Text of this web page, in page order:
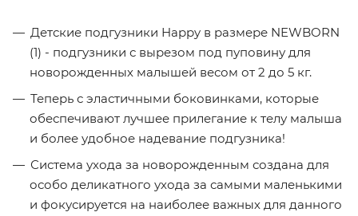
Детские подгузники Happy в размере NEWBORN
(1) - подгузники с вырезом под пуповину для
новорожденных малышей весом от 2 до 5 кг.
Теперь с эластичными боковинками, которые
обеспечивают лучшее прилегание к телу малыша
и более удобное надевание подгузника!
Система ухода за новорожденным создана для
особо деликатного ухода за самыми маленькими
и фокусируется на наиболее важных для данного